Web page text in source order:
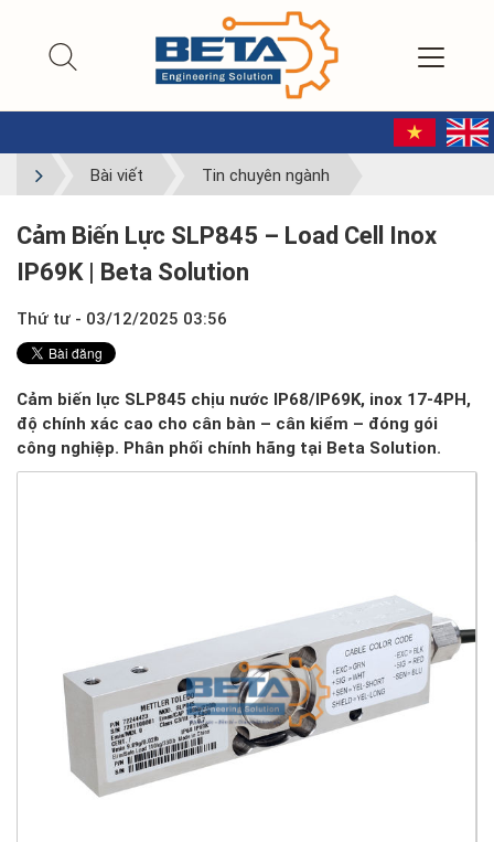
Bài viết Tin chuyên ngành
Cảm Biến Lực SLP845 – Load Cell Inox
IP69K | Beta Solution
Thứ tư - 03/12/2025 03:56
Cảm biến lực SLP845 chịu nước IP68/IP69K, inox 17-4PH,
độ chính xác cao cho cân bàn – cân kiểm – đóng gói
công nghiệp. Phân phối chính hãng tại Beta Solution.